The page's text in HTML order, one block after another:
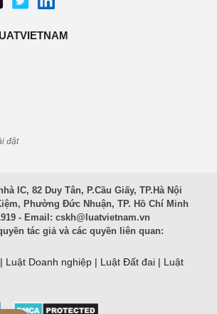
đặt
IC, 82 Duy Tân, P.Cầu Giấy, TP.Hà Nội
Phường Đức Nhuận, TP. Hồ Chí Minh
- Email: cskh@luatvietnam.vn
tác giả và các quyền liên quan:
| Luật Doanh nghiệp | Luật Đất đai | Luật